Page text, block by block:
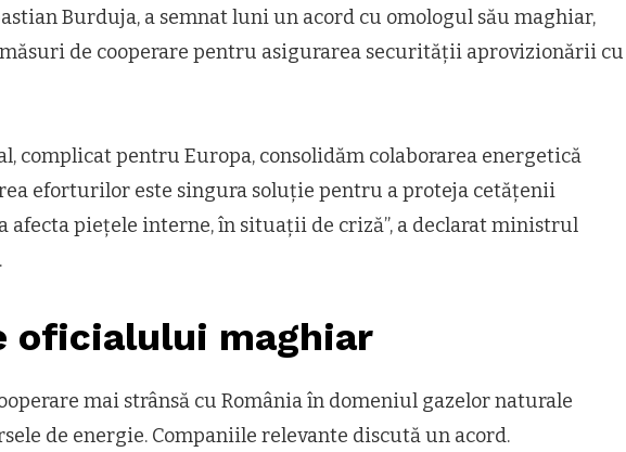
Burduja, a semnat luni un acord cu omologul său maghiar,
de cooperare pentru asigurarea securității aprovizionării cu
complicat pentru Europa, consolidăm colaborarea energetică
eforturilor este singura soluție pentru a proteja cetățenii
afecta piețele interne, în situații de criză”, a declarat ministrul
oficialului maghiar
mai strânsă cu România în domeniul gazelor naturale
de energie. Companiile relevante discută un acord.